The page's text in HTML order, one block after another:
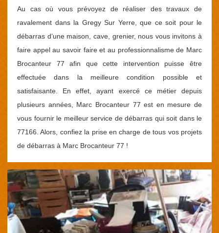
Au cas où vous prévoyez de réaliser des travaux de
ravalement dans la Gregy Sur Yerre, que ce soit pour le
débarras d’une maison, cave, grenier, nous vous invitons à
faire appel au savoir faire et au professionnalisme de Marc
Brocanteur 77 afin que cette intervention puisse être
effectuée dans la meilleure condition possible et
satisfaisante. En effet, ayant exercé ce métier depuis
plusieurs années, Marc Brocanteur 77 est en mesure de
vous fournir le meilleur service de débarras qui soit dans le
77166. Alors, confiez la prise en charge de tous vos projets
de débarras à Marc Brocanteur 77 !